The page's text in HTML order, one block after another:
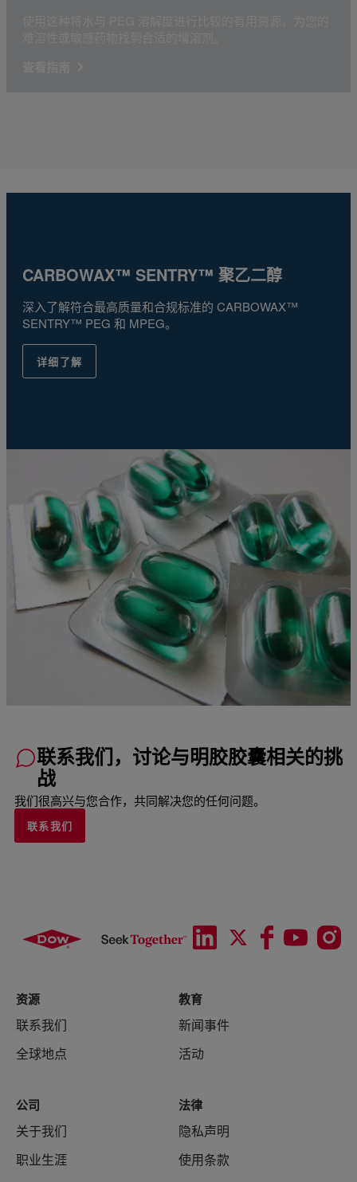
CARBOWAX™ SENTRY™ 聚乙二醇
深入了解符合最高质量和合规标准的 CARBOWAX™
SENTRY™ PEG 和 MPEG。
详细了解
联系我们，讨论与明胶胶囊相关的挑
战
我们很高兴与您合作，共同解决您的任何问题。
联系我们
资源
联系我们
全球地点
教育
新闻事件
活动
公司
关于我们
职业生涯
法律
隐私声明
使用条款